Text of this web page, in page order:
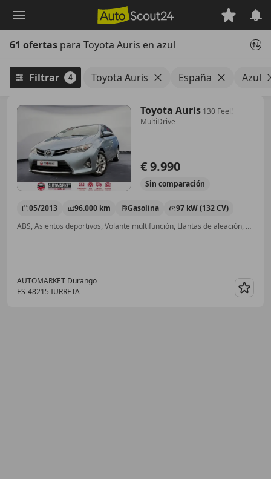
principal
61 ofertas para Toyota Auris en azul
Filtrar 4 Toyota Auris España Azul
Toyota Auris 130 Feel!
MultiDrive
€ 9.990
Sin comparación
05/2013 96.000 km Gasolina
97 kW (132 CV)
ABS, Asientos deportivos, Volante multifunción, Llantas de aleación, Faros antiniebla, Climatizador automático, Garantia, Airbag acompañante
AUTOMARKET Durango
ES-48215 IURRETA